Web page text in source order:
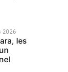
2026
les